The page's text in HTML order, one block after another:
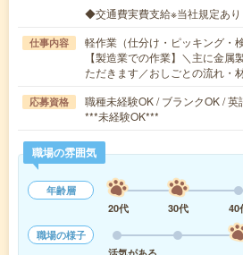
◆交通費実費支給※当社規定あり
仕事内容
軽作業（仕分け・ピッキング・
【製造業での作業】＼主に金
ただきます／おしごとの流れ・
応募資格
職種未経験OK / ブランクOK / 英
***未経験OK***
職場の雰囲気
年齢層
20代
30代 40
職場の様子